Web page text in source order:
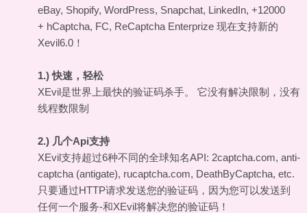
eBay, Shopify, WordPress, Snapchat, LinkedIn, +12000
+ hCaptcha, FC, ReCaptcha Enterprize 现在支持新的
Xevil6.0！
1.) 快速，轻松
XEvil是世界上最快的验证码杀手。 它没有解决限制，没有
线程数限制
2.) 几个Api支持
XEvil支持超过6种不同的全球知名API: 2captcha.com, anti-
captcha (antigate), rucaptcha.com, DeathByCaptcha, etc.
只要通过HTTP请求发送您的验证码，因为您可以发送到
任何一个服务-和XEvil将解决您的验证码！